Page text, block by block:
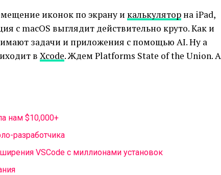
иконок по экрану и калькулятор на iPad,
с macOS выглядит действительно круто. Как и
задачи и приложения с помощью AI. Ну а
в Xcode. Ждем Platforms State of the Union. А
нам $10,000+
разработчика
VSCode с миллионами установок